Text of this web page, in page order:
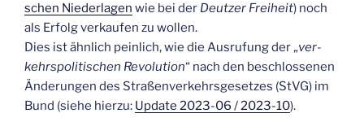
schen Nie­der­la­gen wie bei der Deut­zer Frei­heit) noch
als Erfolg ver­kau­fen zu wollen.
Dies ist ähn­lich pein­lich, wie die Aus­ru­fung der „ver­
kehrs­po­li­ti­schen Revo­lu­ti­on“ nach den beschlos­se­nen
Ände­run­gen des Stra­ßen­ver­kehrs­ge­set­zes (StVG) im
Bund (sie­he hier­zu: Update 2023-06 / 2023-10).